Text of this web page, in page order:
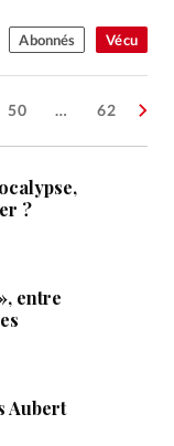
Vécu
Abonnés
50 … 62
?
entre
Aubert